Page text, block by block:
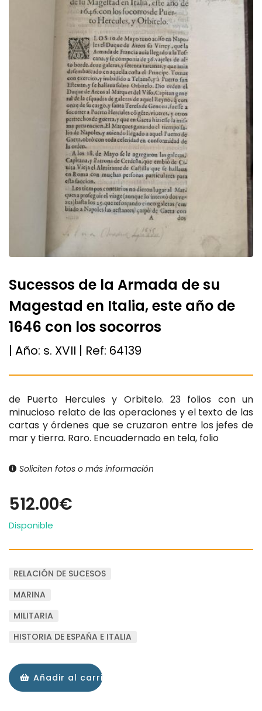
Sucessos de la Armada de su
Magestad en Italia, este año de
1646 con los socorros
| Año: s. XVII | Ref: 64139
de Puerto Hercules y Orbitelo. 23 folios con un
minucioso relato de las operaciones y el texto de las
cartas y órdenes que se cruzaron entre los jefes de
mar y tierra. Raro. Encuadernado en tela, folio
Soliciten fotos o más información
512.00€
Disponible
RELACIÓN DE SUCESOS
MARINA
MILITARIA
HISTORIA DE ESPAÑA E ITALIA
Añadir al carrito